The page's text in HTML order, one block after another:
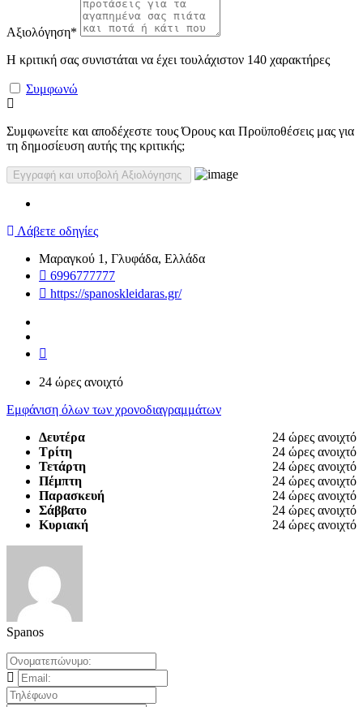
Αξιολόγηση*
Η κριτική σας συνιστάται να έχει τουλάχιστον 140 χαρακτήρες
Συμφωνώ
Συμφωνείτε και αποδέχεστε τους Όρους και Προϋποθέσεις μας για
τη δημοσίευση αυτής της κριτικής;
Λάβετε οδηγίες
Μαραγκού 1, Γλυφάδα, Ελλάδα
6996777777
https://spanoskleidaras.gr/
24 ώρες ανοιχτό
Εμφάνιση όλων των χρονοδιαγραμμάτων
Δευτέρα
24 ώρες ανοιχτό
Τρίτη
24 ώρες ανοιχτό
Τετάρτη
24 ώρες ανοιχτό
Πέμπτη
24 ώρες ανοιχτό
Παρασκευή
24 ώρες ανοιχτό
Σάββατο
24 ώρες ανοιχτό
Κυριακή
24 ώρες ανοιχτό
Spanos